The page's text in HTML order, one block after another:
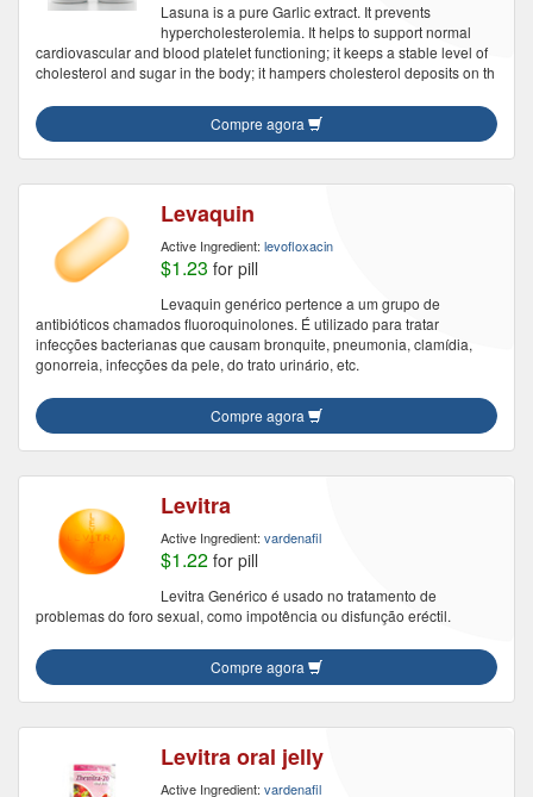
Lasuna is a pure Garlic extract. It prevents
hypercholesterolemia. It helps to support normal
cardiovascular and blood platelet functioning; it keeps a stable level of
cholesterol and sugar in the body; it hampers cholesterol deposits on th
Compre agora
Levaquin
Active Ingredient: levofloxacin
$1.23 for pill
Levaquin genérico pertence a um grupo de
antibióticos chamados fluoroquinolones. É utilizado para tratar
infecções bacterianas que causam bronquite, pneumonia, clamídia,
gonorreia, infecções da pele, do trato urinário, etc.
Compre agora
Levitra
Active Ingredient: vardenafil
$1.22 for pill
Levitra Genérico é usado no tratamento de
problemas do foro sexual, como impotência ou disfunção eréctil.
Compre agora
Levitra oral jelly
Active Ingredient: vardenafil